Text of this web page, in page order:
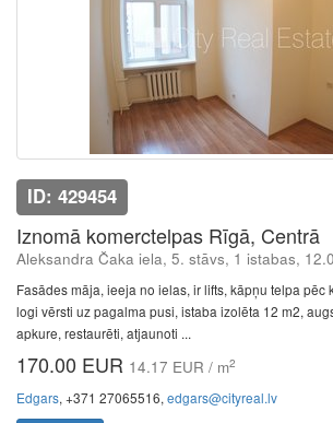
ID: 429454
Iznomā komerctelpas Rīgā, Centrā
Aleksandra Čaka iela, 5. stāvs, 1 istabas,
Fasādes māja, ieeja no ielas, ir lifts, kāpņu telpa pēc
logi vērsti uz pagalma pusi, istaba izolēta 12 m2,
apkure, restaurēti, atjaunoti ...
170.00 EUR 14.17 EUR / m2
Edgars, +371 27065516, edgars@cityreal.lv